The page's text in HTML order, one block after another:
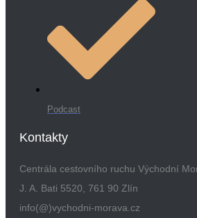
Podcast
Kontakty
Centrála cestovního ruchu Východní
J. A. Bati 5520, 761 90 Zlín
info(@)vychodni-morava.cz